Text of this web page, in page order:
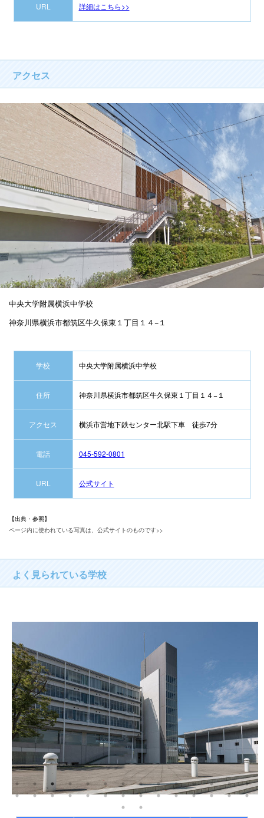
URL 詳細はこちら>>
アクセス
中央大学附属横浜中学校
神奈川県横浜市都筑区牛久保東１丁目１４−１
学校 中央大学附属横浜中学校
住所 神奈川県横浜市都筑区牛久保東１丁目１４−１
アクセス 横浜市営地下鉄センター北駅下車 徒歩7分
電話 045-592-0801
URL 公式サイト
【出典・参照】
ページ内に使われている写真は、公式サイトのものです>>
よく見られている学校